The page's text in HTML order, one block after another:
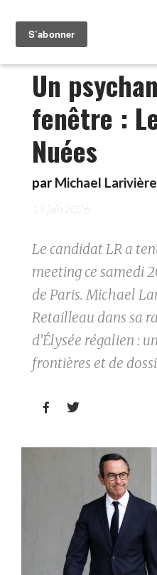
Un
fenêtre :
Nuées
par Michael Larivière
19 juin 2026
Le candidat LR a
meeting ce samedi
de Paris. Michael
Retailleau dans sa
d’Élysée régalien :
frontières et de
 